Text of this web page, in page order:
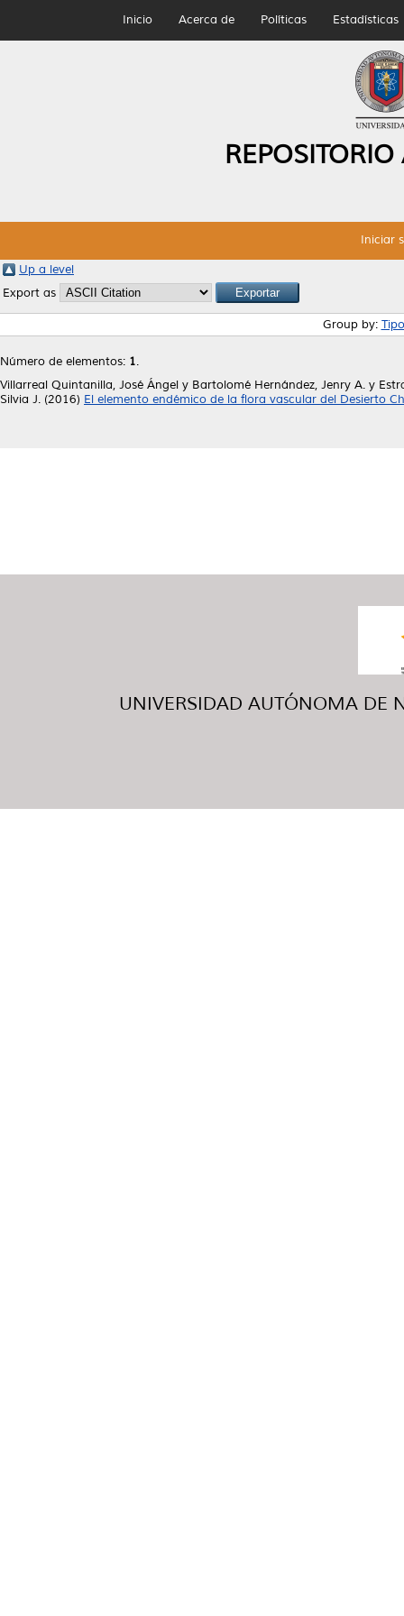
Inicio Acerca de Políticas Estadísticas
Iniciar
Up a level
Export as
Group by:
Número de elementos: 1.
Villarreal Quintanilla, José Ángel y Bartolomé Hernández, Jenry A. y
Silvia J. (2016) El elemento endémico de la flora vascular del Desierto
UNIVERSIDAD AUTÓNOMA DE